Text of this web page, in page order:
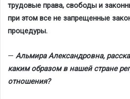
трудовые права, свободы и
при этом все не запрещенные
процедуры.
— Альмира Александровна,
каким образом в нашей стране
отношения?